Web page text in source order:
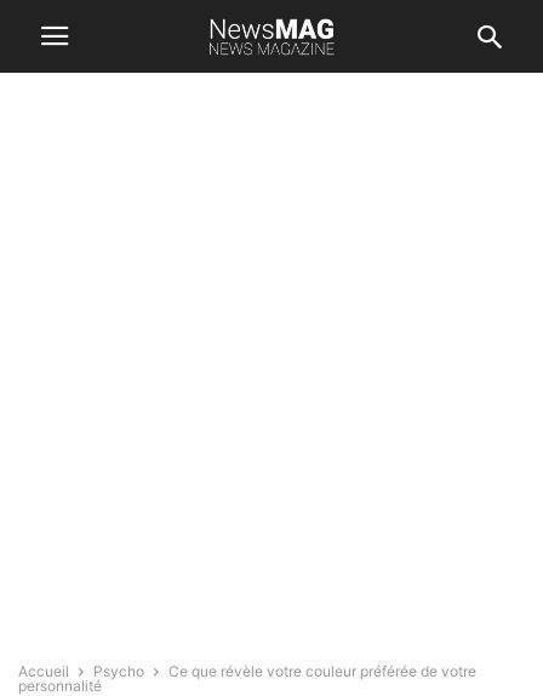
Accueil Psycho
Ce que révèle votre couleur préférée de votre
personnalité